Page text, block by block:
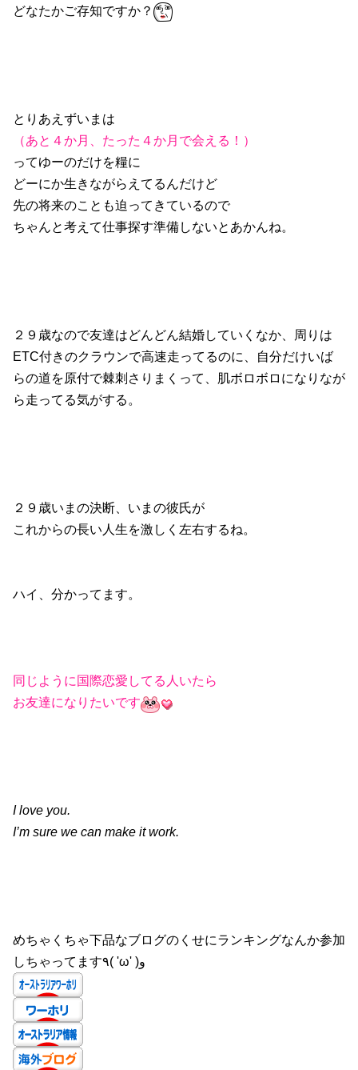
どなたかご存知ですか？
とりあえずいまは
（あと４か月、たった４か月で会える！）
ってゆーのだけを糧に
どーにか生きながらえてるんだけど
先の将来のことも迫ってきているので
ちゃんと考えて仕事探す準備しないとあかんね。
２９歳なので友達はどんどん結婚していくなか、周りは
ETC付きのクラウンで高速走ってるのに、自分だけいば
らの道を原付で棘刺さりまくって、肌ボロボロになりなが
ら走ってる気がする。
２９歳いまの決断、いまの彼氏が
これからの長い人生を激しく左右するね。
ハイ、分かってます。
同じように国際恋愛してる人いたら
お友達になりたいです
I love you.
I’m sure we can make it work.
めちゃくちゃ下品なブログのくせにランキングなんか参加
しちゃってます٩( 'ω' )و